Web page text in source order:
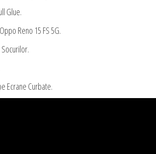
Glue.
Reno 15 FS 5G.
Ecrane Curbate.